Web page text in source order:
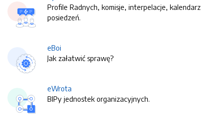
Profile Radnych, komisje, interpelacje, kalendarz
posiedzeń.
eBoi
Jak załatwić sprawę?
eWrota
BIPy jednostek organizacyjnych.